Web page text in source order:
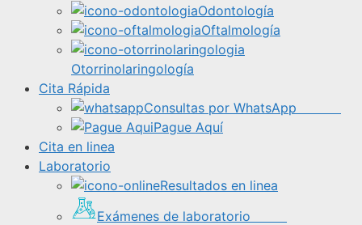
Odontología
Oftalmología
Otorrinolaringología
Cita Rápida
Consultas por WhatsApp
Pague Aquí
Cita en linea
Laboratorio
Resultados en linea
Exámenes de laboratorio